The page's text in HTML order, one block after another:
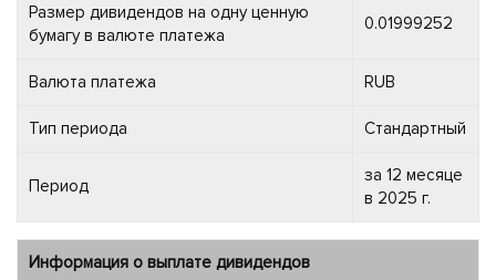
Размер дивидендов на одну ценную
бумагу в валюте платежа
0.01999252
Валюта платежа RUB
Тип периода Стандартный
Период
за 12 месяце
в 2025 г.
Информация о выплате дивидендов